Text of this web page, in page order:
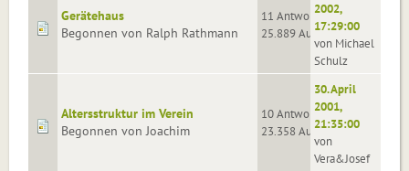
Gerätehaus
Begonnen von Ralph Rathmann
11 Antworten
25.889 Aufrufe
2002,
17:29:00
von Michael
Schulz
Altersstruktur im Verein
Begonnen von Joachim
10 Antworten
23.358 Aufrufe
30. April
2001,
21:35:00
von
Vera&Josef